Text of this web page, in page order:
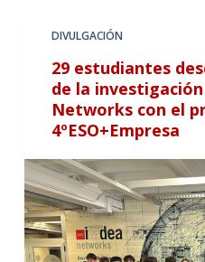
DIVULGACIÓN
29 estudiantes
de la
Networks con el
4ºESO+Empresa